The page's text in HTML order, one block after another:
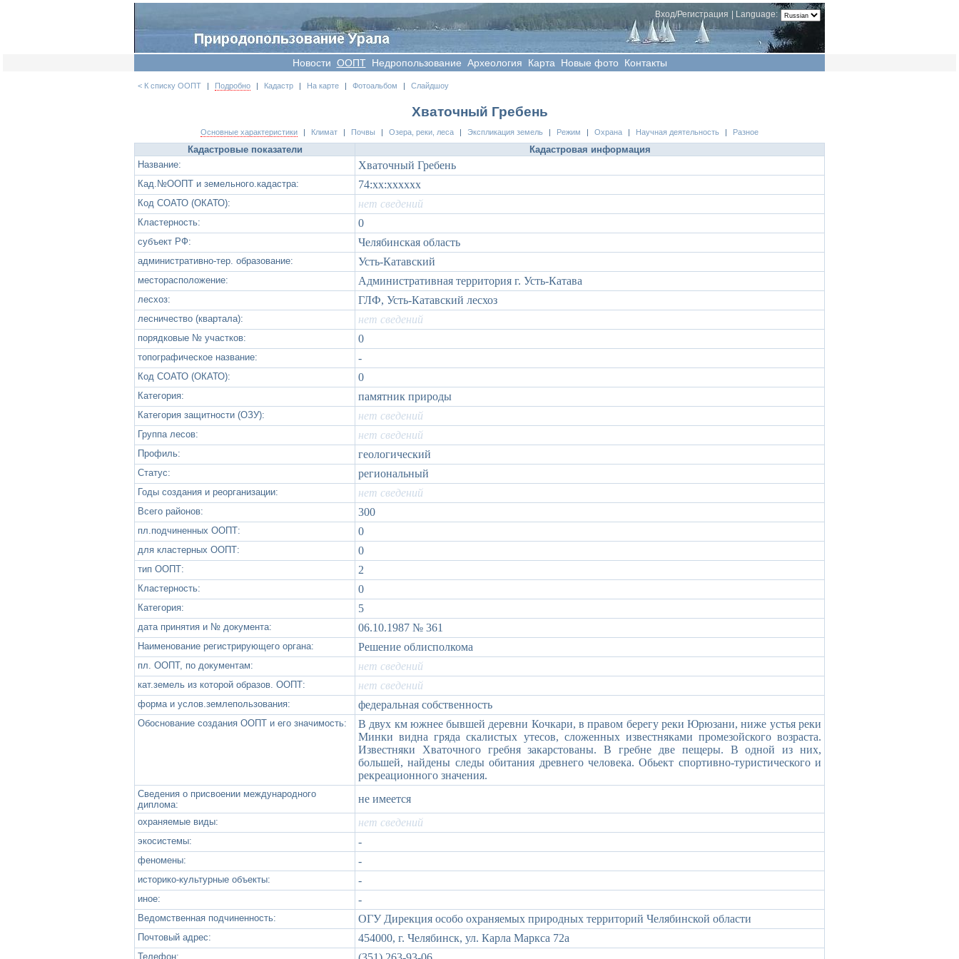
Language:
Вход/Регистрация
Новости OOПT Недропользование Археология Карта Новые фото Контакты
< К списку ООПТ | Подробно | Кадастр | На карте | Фотоальбом | Слайдшоу
Хваточный Гребень
Основные характеристики Климат Почвы Озера, реки, леса Экспликация земель Режим Охрана Научная деятельность Разное
Кадастровые показатели
Кадастровая информация
Название:
Хваточный Гребень
Кад.№ООПТ и земельного.кадастра: 74:xx:xxxxxx
Код СОАТО (ОКАТО): нет сведений
Кластерность: 0
субъект РФ: Челябинская область
административно-тер. образование: Усть-Катавский
месторасположение: Административная территория г. Усть-Катава
лесхоз: ГЛФ, Усть-Катавский лесхоз
лесничество (квартала): нет сведений
порядковые № участков: 0
топографическое название: -
Код СОАТО (ОКАТО): 0
Категория: памятник природы
Категория защитности (ОЗУ): нет сведений
Группа лесов: нет сведений
Профиль: геологический
Статус: региональный
Годы создания и реорганизации: нет сведений
Всего районов: 300
пл.подчиненных ООПТ: 0
для кластерных ООПТ: 0
тип ООПТ: 2
Кластерность: 0
Категория: 5
дата принятия и № документа: 06.10.1987 № 361
Наименование регистрирующего органа: Решение облисполкома
пл. ООПТ, по документам: нет сведений
кат.земель из которой образов. ООПТ: нет сведений
форма и услов.землепользования: федеральная собственность
Обоснование создания ООПТ и его значимость:
В двух км южнее бывшей деревни Кочкари, в правом берегу реки Юрюзани, ниже устья реки
Минки видна гряда скалистых утесов, сложенных известняками промезойского возраста.
Известняки Хваточного гребня закарстованы. В гребне две пещеры. В одной из них,
большей, найдены следы обитания древнего человека. Обьект спортивно-туристического и
рекреационного значения.
Сведения о присвоении международного
диплома:
не имеется
охраняемые виды: нет сведений
экосистемы: -
феномены: -
историко-культурные объекты: -
иное: -
Ведомственная подчиненность: ОГУ Дирекция особо охраняемых природных территорий Челябинской области
Почтовый адрес: 454000, г. Челябинск, ул. Карла Маркса 72а
Телефон: